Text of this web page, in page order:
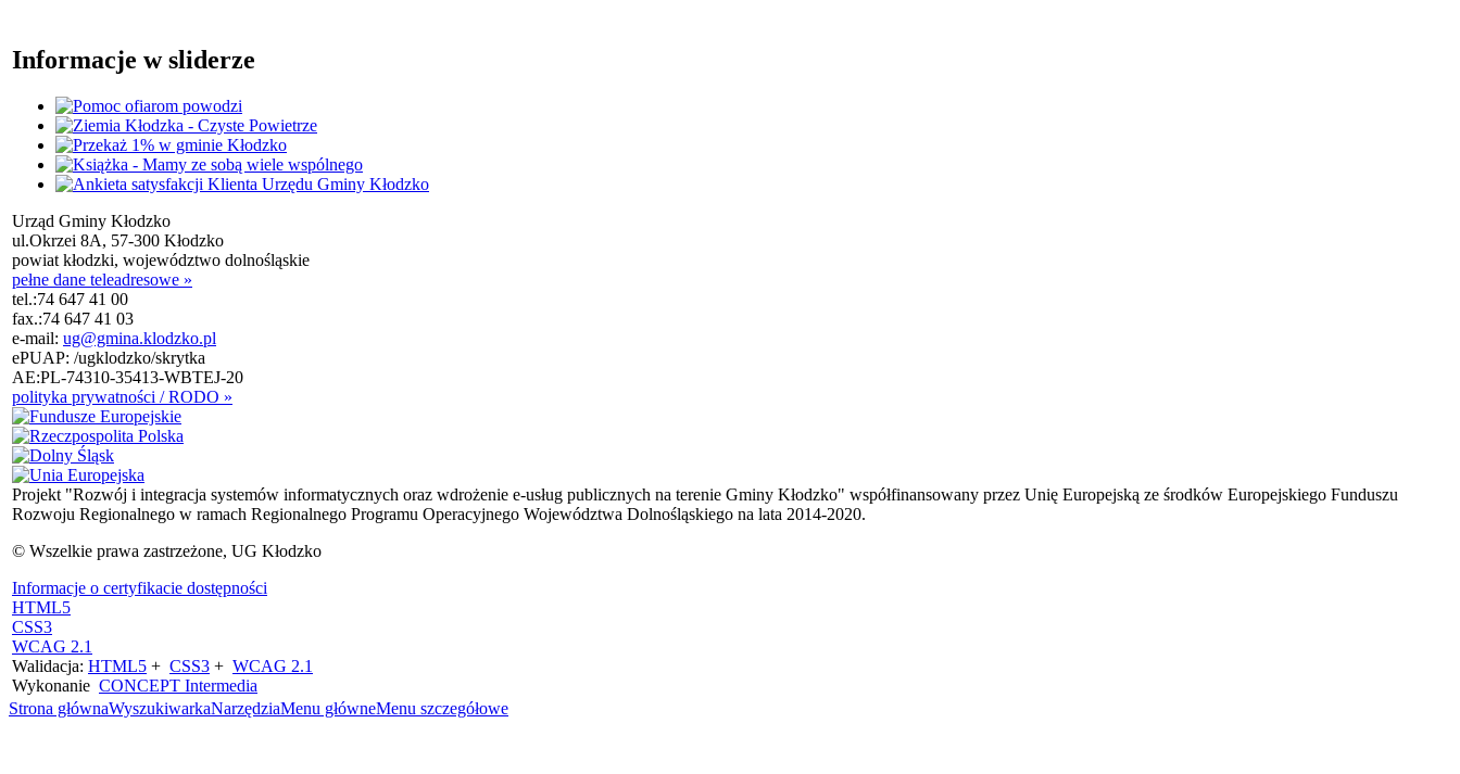
Informacje w sliderze
Urząd Gminy Kłodzko
ul.Okrzei 8A, 57-300 Kłodzko
powiat kłodzki, województwo dolnośląskie
pełne dane teleadresowe »
tel.:74 647 41 00
fax.:74 647 41 03
e-mail: ug@gmina.klodzko.pl
ePUAP: /ugklodzko/skrytka
AE:PL-74310-35413-WBTEJ-20
polityka prywatności / RODO »
Projekt "Rozwój i integracja systemów informatycznych oraz wdrożenie e-usług publicznych na terenie Gminy Kłodzko" współfinansowany przez Unię Europejską ze środków Europejskiego Funduszu
Rozwoju Regionalnego w ramach Regionalnego Programu Operacyjnego Województwa Dolnośląskiego na lata 2014-2020.
© Wszelkie prawa zastrzeżone, UG Kłodzko
Informacje o certyfikacie dostępności
HTML5
CSS3
WCAG 2.1
Walidacja: HTML5 + CSS3 + WCAG 2.1
Wykonanie CONCEPT Intermedia
Strona głównaWyszukiwarkaNarzędziaMenu główneMenu szczegółowe